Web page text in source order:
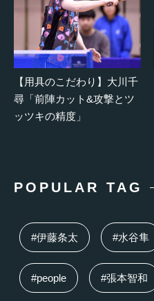
【用具のこだわり】大川千
尋「前陣カット&攻撃とツ
ッツキの精度」
POPULAR TAG
#伊藤条太 #水谷隼
#people #張本智和